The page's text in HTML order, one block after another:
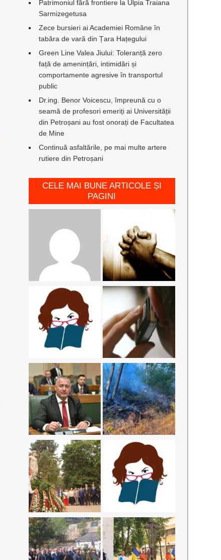
Patrimoniul fără frontiere la Ulpia Traiana
Sarmizegetusa
Zece bursieri ai Academiei Române în
tabăra de vară din Țara Hațegului
Green Line Valea Jiului: Toleranță zero
față de amenințări, intimidări și
comportamente agresive în transportul
public
Dr.ing. Benor Voicescu, împreună cu o
seamă de profesori emeriți ai Universității
din Petroșani au fost onorați de Facultatea
de Mine
Continuă asfaltările, pe mai multe artere
rutiere din Petroșani
CELE MAI BUNE ARTICOLE ȘI
PAGINI